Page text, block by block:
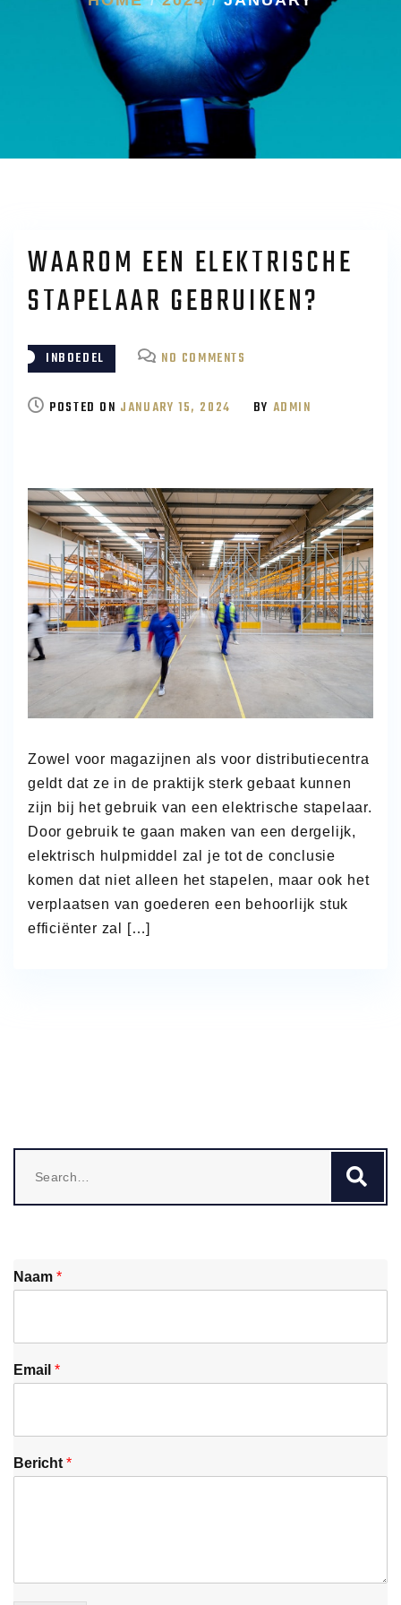
WAAROM EEN ELEKTRISCHE
STAPELAAR GEBRUIKEN?
INBOEDEL NO COMMENTS
EEN
POSTED ON JANUARY 15, 2024 BY ADMIN
Zowel voor magazijnen als voor distributiecentra
geldt dat ze in de praktijk sterk gebaat kunnen
zijn bij het gebruik van een elektrische stapelaar.
Door gebruik te gaan maken van een dergelijk,
elektrisch hulpmiddel zal je tot de conclusie
komen dat niet alleen het stapelen, maar ook het
verplaatsen van goederen een behoorlijk stuk
efficiënter zal […]
for:
Naam *
Email *
Bericht *